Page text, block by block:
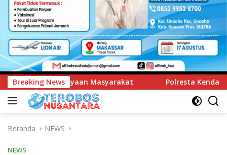
Breaking NewsPolresta Kendari Ungkap Kasus Curnik, Lima
Beranda NEWS
NEWS